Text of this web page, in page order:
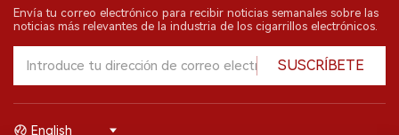
Envía tu correo electrónico para recibir noticias semanales sobre las
noticias más relevantes de la industria de los cigarrillos electrónicos.
SUSCRÍBETE
English